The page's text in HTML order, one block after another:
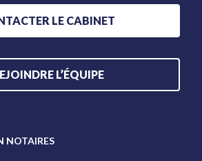
LE CABINET
L’ÉQUIPE
NOTAIRES